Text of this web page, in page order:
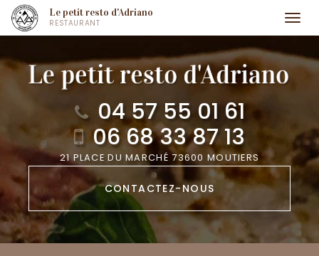
Aller
au
principal
Le petit resto d'Adriano
RESTAURANT
04 57 55 01 61
06 68 33 87 13
21 PLACE DU MARCHÉ 73600 MOUTIERS
CONTACTEZ-NOUS